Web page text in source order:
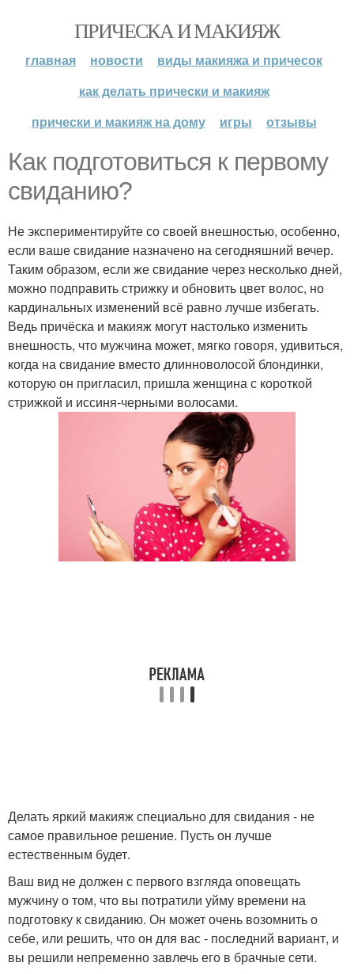
ПРИЧЕСКА И МАКИЯЖ
главная новости
виды макияжа и причесок
как делать прически и макияж
прически и макияж на дому
игры отзывы
Как подготовиться к первому
свиданию?
Не экспериментируйте со своей внешностью, особенно,
если ваше свидание назначено на сегодняшний вечер.
Таким образом, если же свидание через несколько дней,
можно подправить стрижку и обновить цвет волос, но
кардинальных изменений всё равно лучше избегать.
Ведь причёска и макияж могут настолько изменить
внешность, что мужчина может, мягко говоря, удивиться,
когда на свидание вместо длинноволосой блондинки,
которую он пригласил, пришла женщина с короткой
стрижкой и иссиня-черными волосами.
Делать яркий макияж специально для свидания - не
самое правильное решение. Пусть он лучше
естественным будет.
Ваш вид не должен с первого взгляда оповещать
мужчину о том, что вы потратили уйму времени на
подготовку к свиданию. Он может очень возомнить о
себе, или решить, что он для вас - последний вариант, и
вы решили непременно завлечь его в брачные сети.